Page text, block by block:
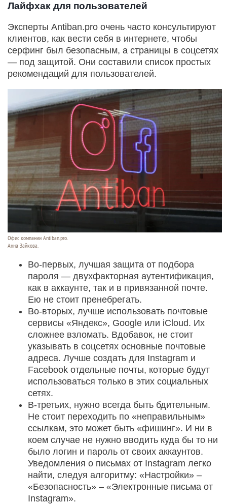
Лайфхак для пользователей
Эксперты Antiban.pro очень часто консультируют
клиентов, как вести себя в интернете, чтобы
серфинг был безопасным, а страницы в соцсетях
— под защитой. Они составили список простых
рекомендаций для пользователей.
Офис компании Antiban.pro.
Анна Зайкова.
Во-первых, лучшая защита от подбора
пароля — двухфакторная аутентификация,
как в аккаунте, так и в привязанной почте.
Ею не стоит пренебрегать.
Во-вторых, лучше использовать почтовые
сервисы «Яндекс», Google или iCloud. Их
сложнее взломать. Вдобавок, не стоит
указывать в соцсетях основные почтовые
адреса. Лучше создать для Instagram и
Facebook отдельные почты, которые будут
использоваться только в этих социальных
сетях.
В-третьих, нужно всегда быть бдительным.
Не стоит переходить по «неправильным»
ссылкам, это может быть «фишинг». И ни в
коем случае не нужно вводить куда бы то ни
было логин и пароль от своих аккаунтов.
Уведомления о письмах от Instagram легко
найти, следуя алгоритму: «Настройки» –
«Безопасность» – «Электронные письма от
Instagram».